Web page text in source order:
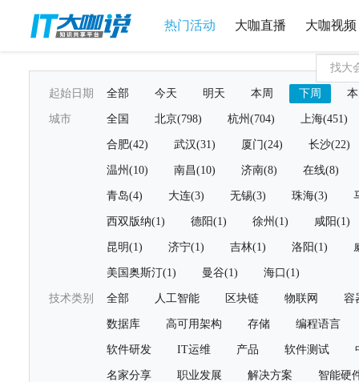
热门活动 大咖直播 大咖视频
起始日期 全部 今天 明天 本周 下周
城市 全国 北京(798) 杭州(704) 上海(451)
合肥(42) 武汉(31) 厦门(24) 长沙(22)
温州(10) 南昌(10) 济南(8) 在线(8)
青岛(4) 大连(3) 无锡(3) 珠海(3)
西双版纳(1) 德阳(1) 徐州(1) 咸阳(1)
昆明(1) 济宁(1) 吉林(1) 洛阳(1)
美国奥斯汀(1) 曼谷(1) 海口(1)
技术类别 全部 人工智能 区块链 物联网 容
数据库 高可用架构 存储 编程语言
软件研发 IT运维 产品 软件测试
名家分享 职业发展 解决方案 智能硬